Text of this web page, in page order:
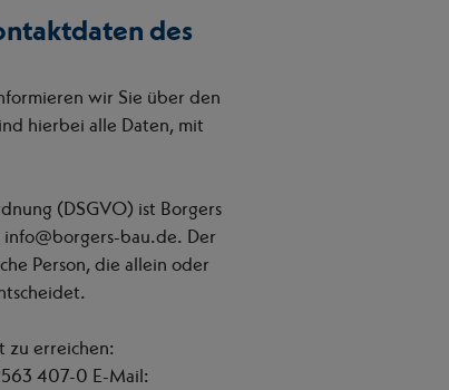
des
wir Sie über den
hierbei alle Daten, mit
(DSGVO) ist Borgers
bau.de. Der
Person, die allein oder
zu erreichen:
407-0 E-Mail: